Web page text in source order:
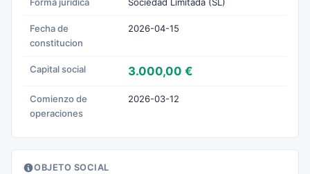
Fecha de
constitucion
2026-04-15
Capital social 3.000,00 €
Comienzo de
operaciones
2026-03-12
OBJETO SOCIAL